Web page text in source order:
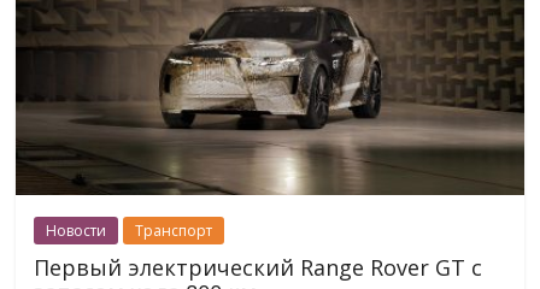
Новости Транспорт
Первый электрический Range Rover GT с